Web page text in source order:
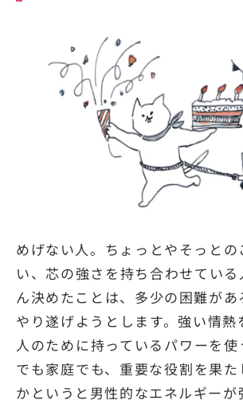
めげない人。ちょっとやそっとの
い、芯の強さを持ち合わせている
ん決めたことは、多少の困難があ
やり遂げようとします。強い情熱
人のために持っているパワーを
でも家庭でも、重要な役割を果た
かというと男性的なエネルギーが